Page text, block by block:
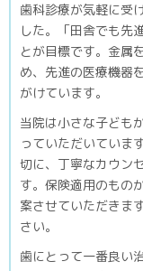
歯科診療が気軽に受
した。「田舎でも先
とが目標です。金属
め、先進の医療機器
がけています。
当院は小さな子ども
っていただいていま
切に、丁寧なカウン
す。保険適用のもの
案させていただきま
さい。
歯にとって一番良い